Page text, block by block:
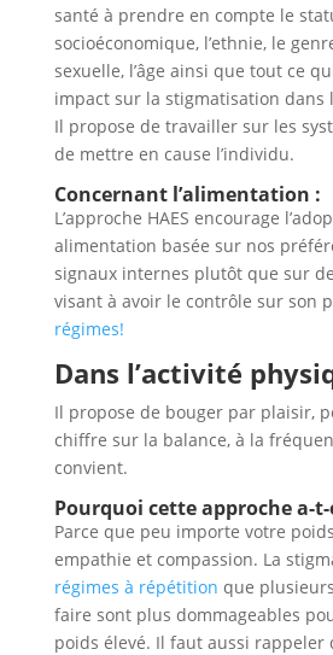
santé à prendre en compte le
socioéconomique, l’ethnie, le
sexuelle, l’âge ainsi que tout ce
impact sur la stigmatisation dans
Il propose de travailler sur les
de mettre en cause l’individu.
Concernant l’alimentation :
L’approche HAES encourage
alimentation basée sur nos
signaux internes plutôt que sur
visant à avoir le contrôle sur son
régimes!
Dans l’activité
Il propose de bouger par plaisir,
chiffre sur la balance, à la
convient.
Pourquoi cette approche a-t-
Parce que peu importe votre
empathie et compassion. La
régimes à répétition que
faire sont plus dommageables
poids élevé. Il faut aussi rappeler